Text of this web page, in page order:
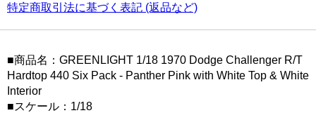
特定商取引法に基づく表記 (返品など)
■商品名：GREENLIGHT 1/18 1970 Dodge Challenger R/T
Hardtop 440 Six Pack - Panther Pink with White Top & White
Interior
■スケール：1/18